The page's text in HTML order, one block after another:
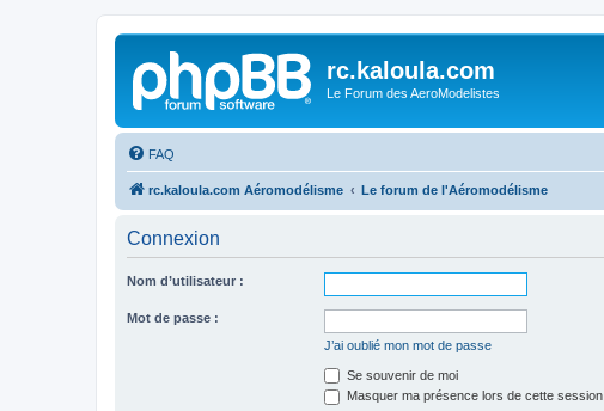
rc.kaloula.com
Le Forum des AeroModelistes
FAQ
rc.kaloula.com Aéromodélisme Le forum de l'Aéromodélisme
Connexion
Nom d’utilisateur :
Mot de passe :
J’ai oublié mon mot de passe
Se souvenir de moi
Masquer ma présence lors de cette session